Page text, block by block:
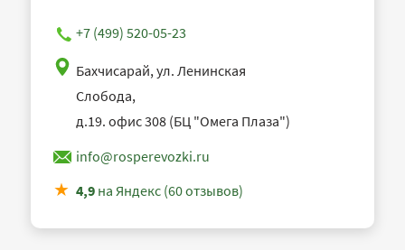
+7 (499) 520-05-23
Бахчисарай, ул. Ленинская
Слобода,
д.19. офис 308 (БЦ "Омега Плаза")
info@rosperevozki.ru
4,9 на Яндекс (60 отзывов)